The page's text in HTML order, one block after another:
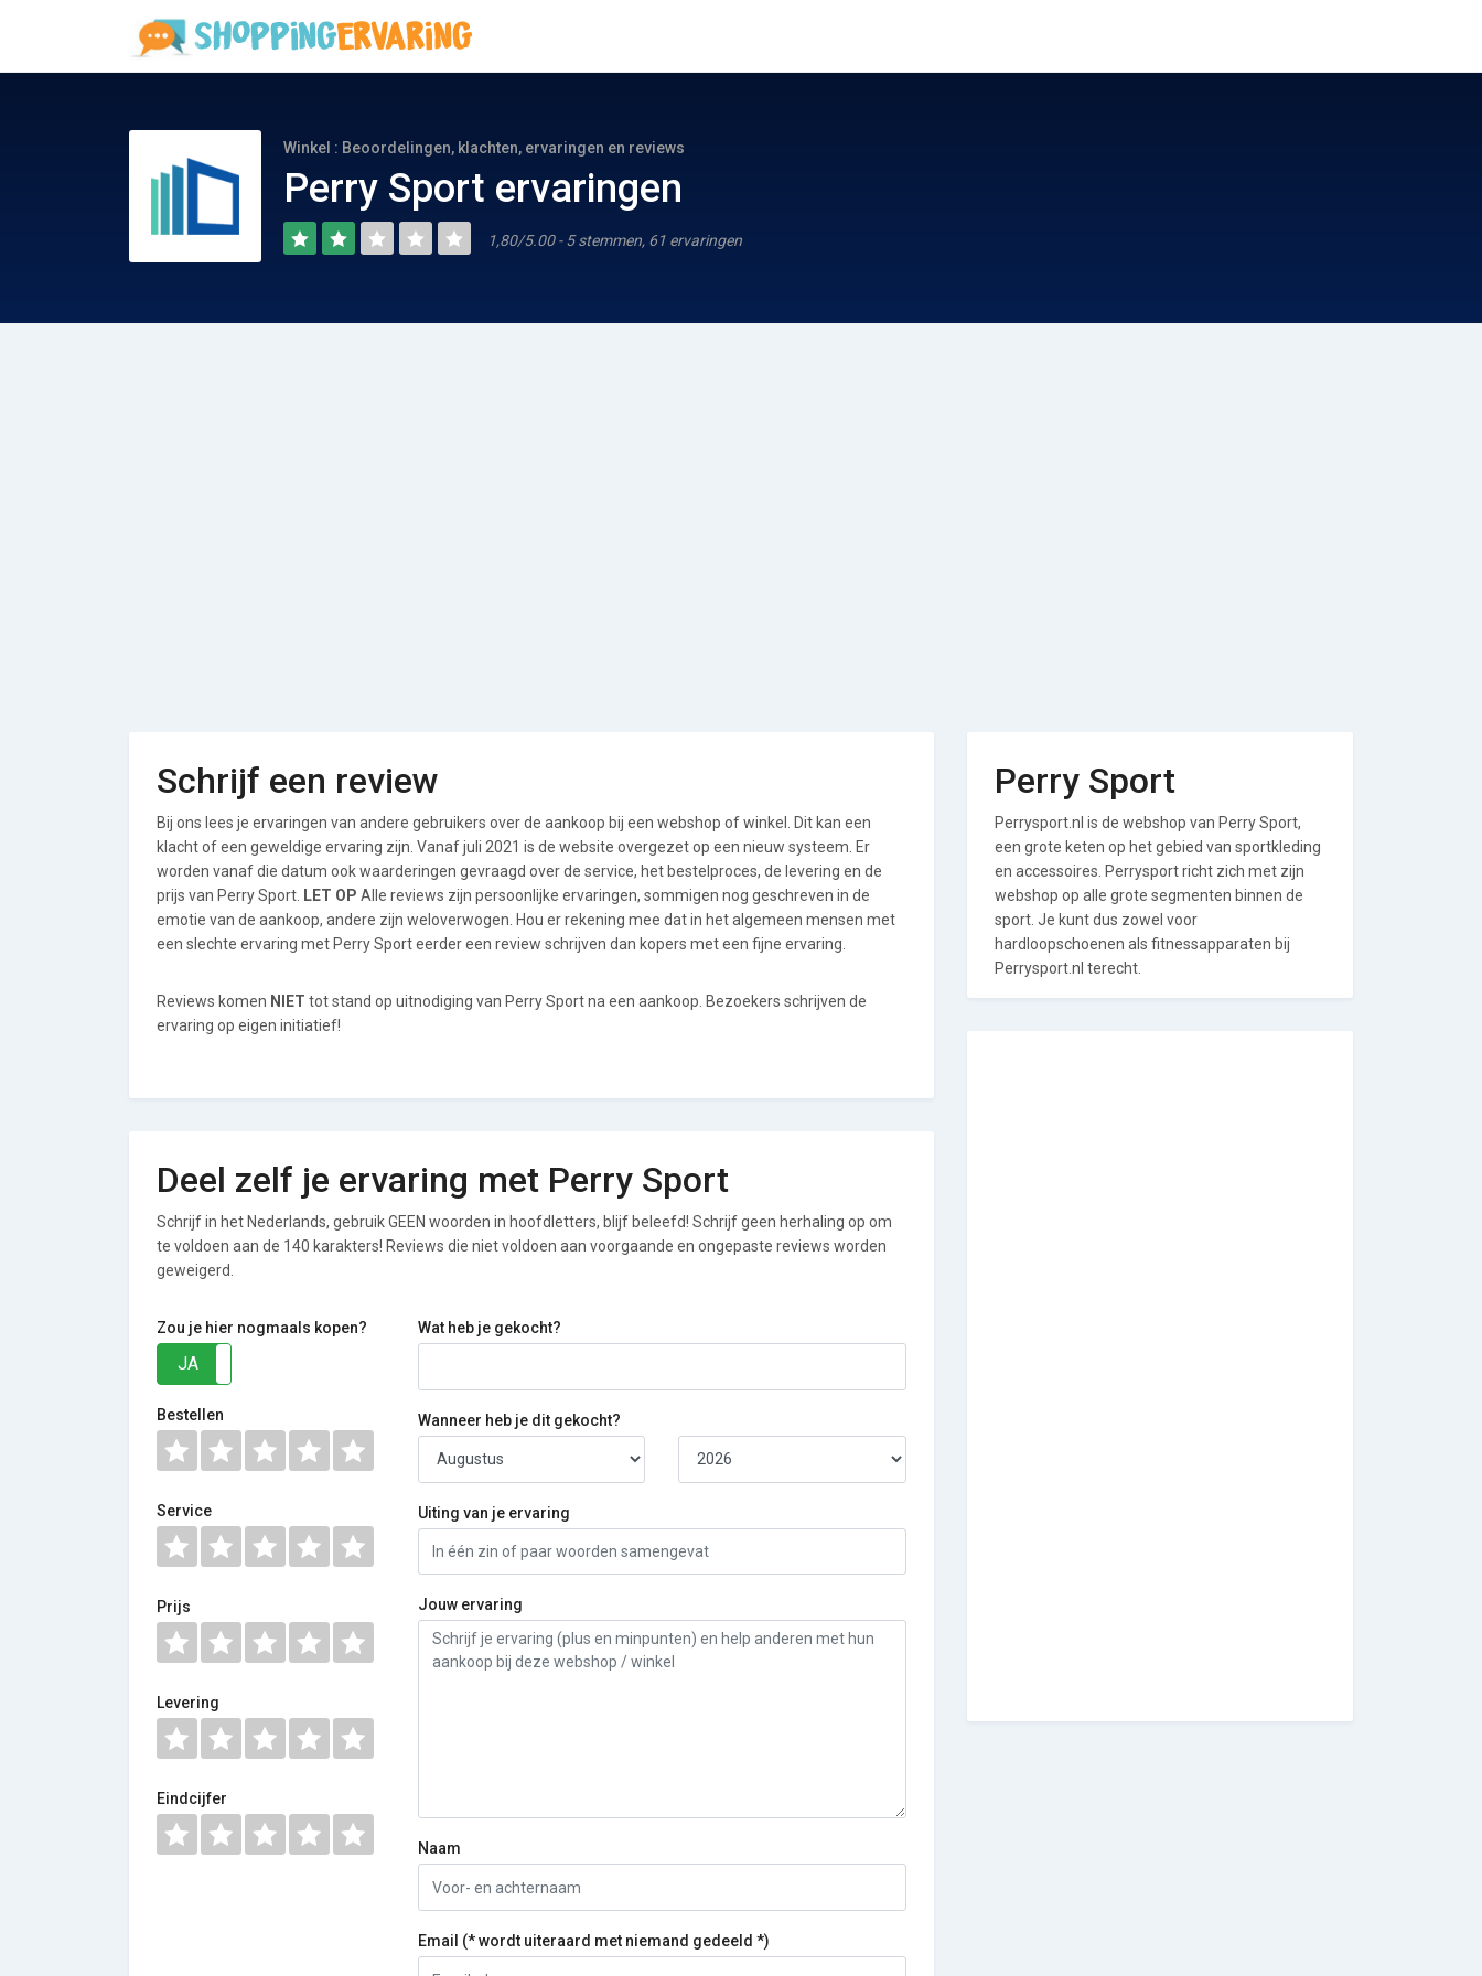
Winkel : Beoordelingen, klachten, ervaringen en reviews
Perry Sport ervaringen
1,80/5.00 - 5 stemmen, 61 ervaringen
Schrijf een review
Bij ons lees je ervaringen van andere gebruikers over de aankoop bij een webshop of winkel. Dit kan een
klacht of een geweldige ervaring zijn. Vanaf juli 2021 is de website overgezet op een nieuw systeem. Er
worden vanaf die datum ook waarderingen gevraagd over de service, het bestelproces, de levering en de
prijs van Perry Sport. LET OP Alle reviews zijn persoonlijke ervaringen, sommigen nog geschreven in de
emotie van de aankoop, andere zijn weloverwogen. Hou er rekening mee dat in het algemeen mensen met
een slechte ervaring met Perry Sport eerder een review schrijven dan kopers met een fijne ervaring.
Reviews komen NIET tot stand op uitnodiging van Perry Sport na een aankoop. Bezoekers schrijven de
ervaring op eigen initiatief!
Deel zelf je ervaring met Perry Sport
Schrijf in het Nederlands, gebruik GEEN woorden in hoofdletters, blijf beleefd! Schrijf geen herhaling op om
te voldoen aan de 140 karakters! Reviews die niet voldoen aan voorgaande en ongepaste reviews worden
geweigerd.
Zou je hier nogmaals kopen?
JA
Bestellen
Service
Prijs
Levering
Eindcijfer
Wat heb je gekocht?
Wanneer heb je dit gekocht?
Uiting van je ervaring
Jouw ervaring
Naam
Email (* wordt uiteraard met niemand gedeeld *)
Perry Sport
Perrysport.nl is de webshop van Perry Sport,
een grote keten op het gebied van sportkleding
en accessoires. Perrysport richt zich met zijn
webshop op alle grote segmenten binnen de
sport. Je kunt dus zowel voor
hardloopschoenen als fitnessapparaten bij
Perrysport.nl terecht.